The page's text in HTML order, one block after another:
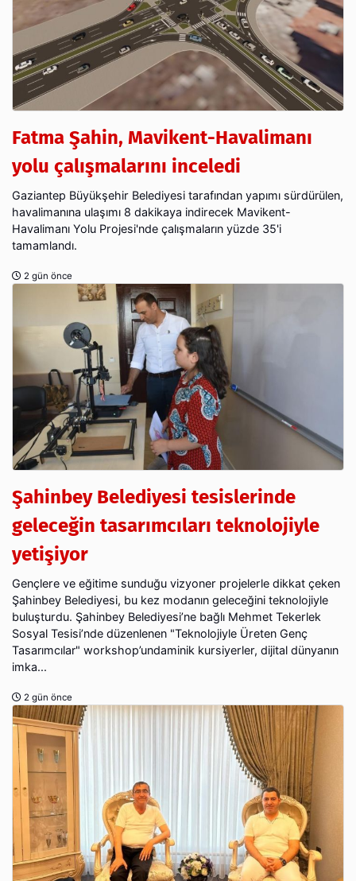
Fatma Şahin, Mavikent-Havalimanı
yolu çalışmalarını inceledi
Gaziantep Büyükşehir Belediyesi tarafından yapımı sürdürülen,
havalimanına ulaşımı 8 dakikaya indirecek Mavikent-
Havalimanı Yolu Projesi'nde çalışmaların yüzde 35'i
tamamlandı.
2 gün önce
Şahinbey Belediyesi tesislerinde
geleceğin tasarımcıları teknolojiyle
yetişiyor
Gençlere ve eğitime sunduğu vizyoner projelerle dikkat çeken
Şahinbey Belediyesi, bu kez modanın geleceğini teknolojiyle
buluşturdu. Şahinbey Belediyesi’ne bağlı Mehmet Tekerlek
Sosyal Tesisi’nde düzenlenen "Teknolojiyle Üreten Genç
Tasarımcılar" workshop’undaminik kursiyerler, dijital dünyanın
imka...
2 gün önce